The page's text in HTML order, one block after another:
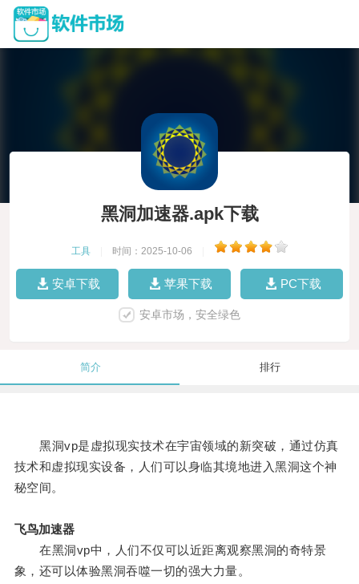
黑洞加速器.apk下载
工具 时间：2025-10-06
安卓下载 苹果下载 PC下载
安卓市场，安全绿色
简介 排行
黑洞vp是虚拟现实技术在宇宙领域的新突破，通过仿真
技术和虚拟现实设备，人们可以身临其境地进入黑洞这个神
秘空间。
飞鸟加速器
在黑洞vp中，人们不仅可以近距离观察黑洞的奇特景
象，还可以体验黑洞吞噬一切的强大力量。